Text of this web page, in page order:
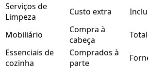
Serviços de
Limpeza
Custo extra
Mobiliário
Compra à
cabeça
Essenciais de
cozinha
Comprados à
parte